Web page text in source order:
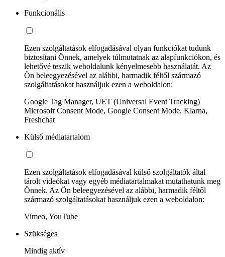
Funkcionális
Ezen szolgáltatások elfogadásával olyan funkciókat tudunk
biztosítani Önnek, amelyek túlmutatnak az alapfunkciókon, és
lehetővé teszik weboldalunk kényelmesebb használatát. Az
Ön beleegyezésével az alábbi, harmadik féltől származó
szolgáltatásokat használjuk ezen a weboldalon:
Google Tag Manager, UET (Universal Event Tracking)
Microsoft Consent Mode, Google Consent Mode, Klarna,
Freshchat
Külső médiatartalom
Ezen szolgáltatások elfogadásával külső szolgáltatók által
tárolt videókat vagy egyéb médiatartalmakat mutathatunk meg
Önnek. Az Ön beleegyezésével az alábbi, harmadik féltől
származó szolgáltatásokat használjuk ezen a weboldalon:
Vimeo, YouTube
Szükséges
Mindig aktív